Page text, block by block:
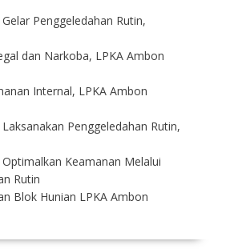
Penggeledahan Rutin,
dan Narkoba, LPKA Ambon
Internal, LPKA Ambon
Penggeledahan Rutin,
Keamanan Melalui
Rutin
Blok Hunian LPKA Ambon